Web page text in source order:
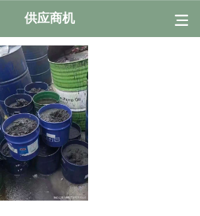
供应商机